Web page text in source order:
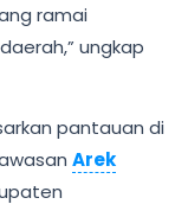
ramai
ungkap
pantauan di
Arek